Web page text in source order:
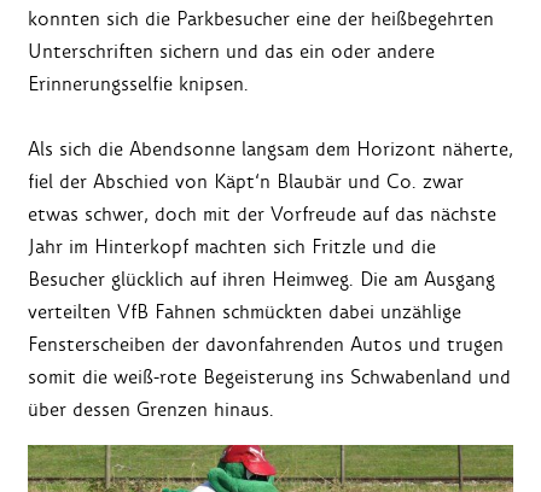
konnten sich die Parkbesucher eine der heißbegehrten
Unterschriften sichern und das ein oder andere
Erinnerungsselfie knipsen.
Als sich die Abendsonne langsam dem Horizont näherte,
fiel der Abschied von Käpt‘n Blaubär und Co. zwar
etwas schwer, doch mit der Vorfreude auf das nächste
Jahr im Hinterkopf machten sich Fritzle und die
Besucher glücklich auf ihren Heimweg. Die am Ausgang
verteilten VfB Fahnen schmückten dabei unzählige
Fensterscheiben der davonfahrenden Autos und trugen
somit die weiß-rote Begeisterung ins Schwabenland und
über dessen Grenzen hinaus.